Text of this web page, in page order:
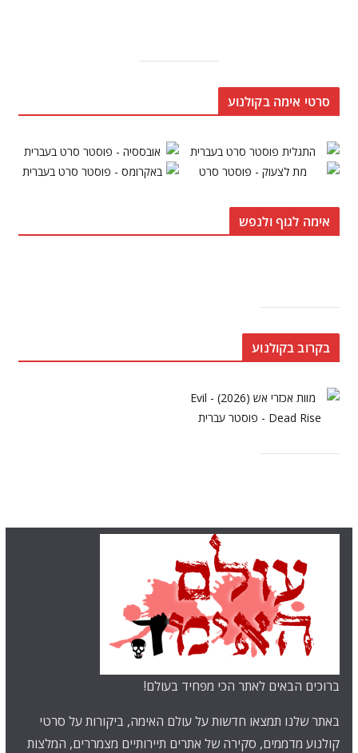
סרטי אימה בקולנוע
אימה לגוף ולנפש
בקרוב בקולנוע
ברוכים הבאים לאתר הכי מפחיד בעולם!
באתר שלנו תמצאו חדשות על עולם האימה, ביקורות על סרטי
קולנוע מדממים, סקירה של אתרים תיירותיים מצמררים, המלצות